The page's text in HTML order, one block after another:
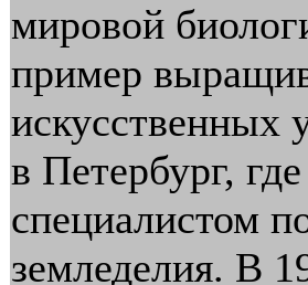
мировой
пример
искусственных
в Петербург,
специалистом
земледелия. В